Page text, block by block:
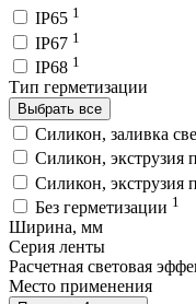
IP65 1
IP67 1
IP68 1
Тип герметизации
Выбрать все
Силикон, заливка
Силикон, экструзия
Силикон, экструзия
Без герметизации 1
Ширина, мм
Серия ленты
Расчетная световая
Место применения